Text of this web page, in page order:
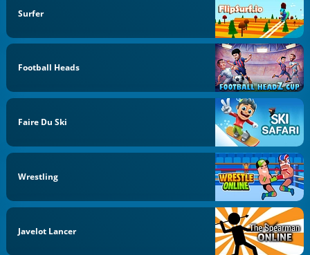
Surfer
Football Heads
Faire Du Ski
Wrestling
Javelot Lancer